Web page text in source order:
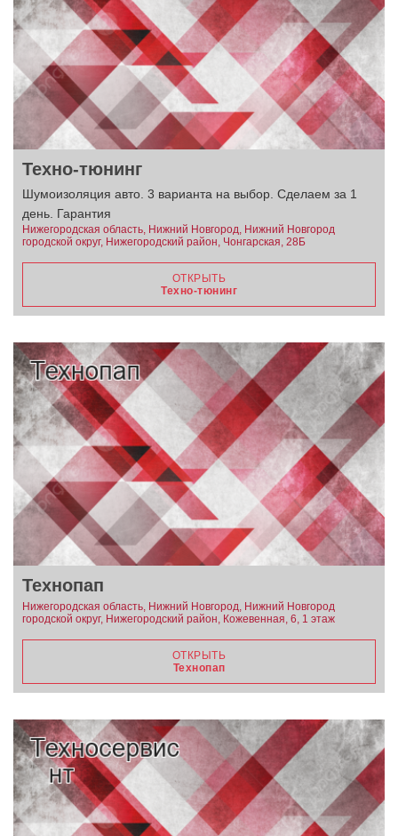
Техно-тюнинг
Шумоизоляция авто. 3 варианта на выбор. Сделаем за 1
день. Гарантия
Нижегородская область, Нижний Новгород, Нижний Новгород
городской округ, Нижегородский район, Чонгарская, 28Б
ОТКРЫТЬ
Техно-тюнинг
Технопап
Нижегородская область, Нижний Новгород, Нижний Новгород
городской округ, Нижегородский район, Кожевенная, 6, 1 этаж
ОТКРЫТЬ
Технопап